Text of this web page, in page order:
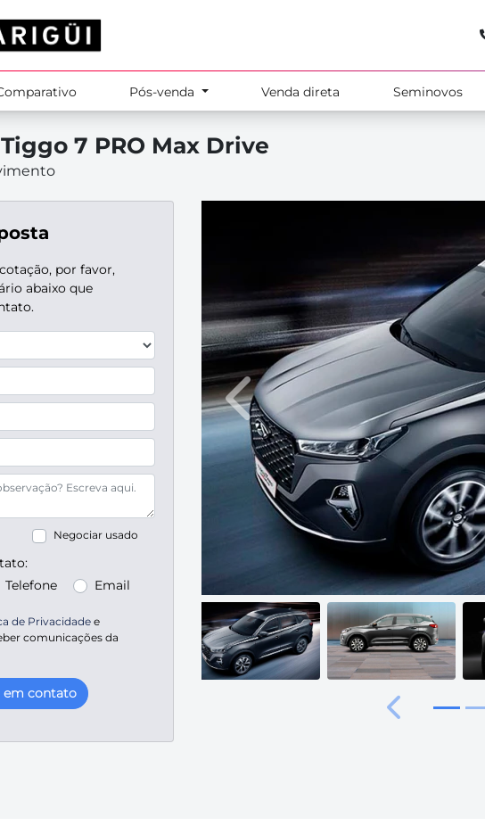
Pós-venda Venda direta Seminovos
Tiggo 7 PRO Max Drive
por favor,
abaixo que
Negociar usado
Telefone Email
de Privacidadee
comunicações da
em contato
Anterior
Anterior